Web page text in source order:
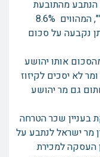
תשס"ח 9/10/07 רכש הנתבע מהתובעת
9,762 מניות של חברת "חברת "מטבח.נט"", המהווים 8.6%
נקבעה על סכום
מהסכום אותו יהושע
לא יסכים לקיזוז
גם מר יהושע
בעניין שכר הטרחה
מר ישראל לנתבע על
העסקה למכירת